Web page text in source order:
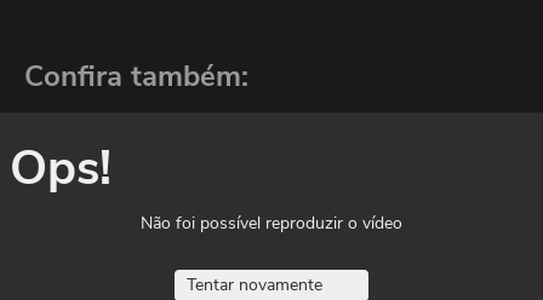
Confira também:
Ops!
Não foi possível reproduzir o vídeo
Tentar novamente